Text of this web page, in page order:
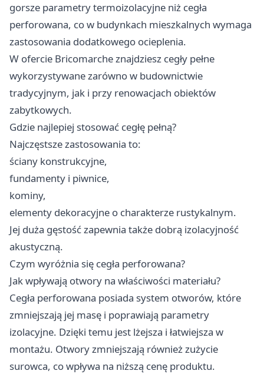
gorsze parametry termoizolacyjne niż cegła
perforowana, co w budynkach mieszkalnych wymaga
zastosowania dodatkowego ocieplenia.
W ofercie Bricomarche znajdziesz cegły pełne
wykorzystywane zarówno w budownictwie
tradycyjnym, jak i przy renowacjach obiektów
zabytkowych.
Gdzie najlepiej stosować cegłę pełną?
Najczęstsze zastosowania to:
ściany konstrukcyjne,
fundamenty i piwnice,
kominy,
elementy dekoracyjne o charakterze rustykalnym.
Jej duża gęstość zapewnia także dobrą izolacyjność
akustyczną.
Czym wyróżnia się cegła perforowana?
Jak wpływają otwory na właściwości materiału?
Cegła perforowana posiada system otworów, które
zmniejszają jej masę i poprawiają parametry
izolacyjne. Dzięki temu jest lżejsza i łatwiejsza w
montażu. Otwory zmniejszają również zużycie
surowca, co wpływa na niższą cenę produktu.